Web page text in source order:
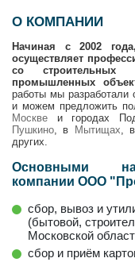
О КОМПАНИИ
Начиная с 2002
осуществляет
со строительных
промышленных
работы мы разработали
и можем предложить
Москве и городах
Пушкино , в Мытищах , в
других.
Основными
компании ООО
сбор, вывоз и
(бытовой,
Московской
сбор и приём